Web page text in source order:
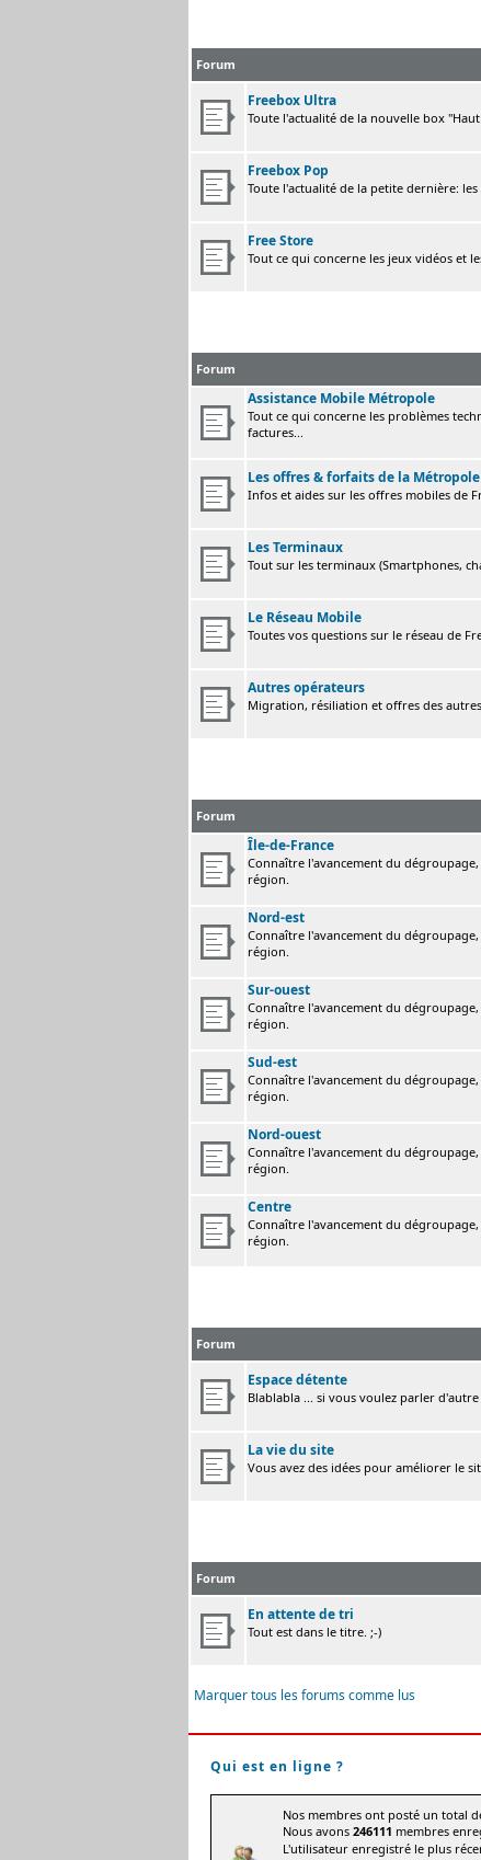
Forum
Freebox Ultra
Toute l'actualité de la nouvelle box
Freebox Pop
Toute l'actualité de la petite dernière:
Free Store
Tout ce qui concerne les jeux vidéos et
Forum
Assistance Mobile Métropole
Tout ce qui concerne les problèmes
factures...
Les offres & forfaits de la Métropole
Infos et aides sur les offres mobiles de
Les Terminaux
Tout sur les terminaux (Smartphones,
Le Réseau Mobile
Toutes vos questions sur le réseau de
Autres opérateurs
Migration, résiliation et offres des
Forum
Île-de-France
Connaître l'avancement du
région.
Nord-est
Connaître l'avancement du
région.
Sur-ouest
Connaître l'avancement du
région.
Sud-est
Connaître l'avancement du
région.
Nord-ouest
Connaître l'avancement du
région.
Centre
Connaître l'avancement du
région.
Forum
Espace détente
Blablabla ... si vous voulez parler
La vie du site
Vous avez des idées pour améliorer le
Forum
En attente de tri
Tout est dans le titre. ;-)
Marquer tous les forums comme lus
Qui est en ligne ?
Nos membres ont posté un total
Nous avons 246111 membres
L'utilisateur enregistré le plus